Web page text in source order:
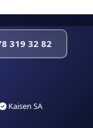
319 32 82
Kaisen SA